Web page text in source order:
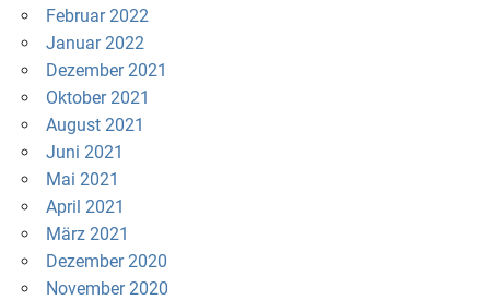
Februar 2022
Januar 2022
Dezember 2021
Oktober 2021
August 2021
Juni 2021
Mai 2021
April 2021
März 2021
Dezember 2020
November 2020